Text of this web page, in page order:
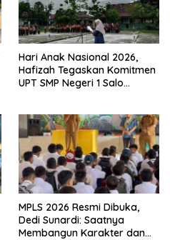
Hari Anak Nasional 2026,
Hafizah Tegaskan Komitmen
UPT SMP Negeri 1 Salo
MPLS 2026 Resmi Dibuka,
Dedi Sunardi: Saatnya
Membangun Karakter dan